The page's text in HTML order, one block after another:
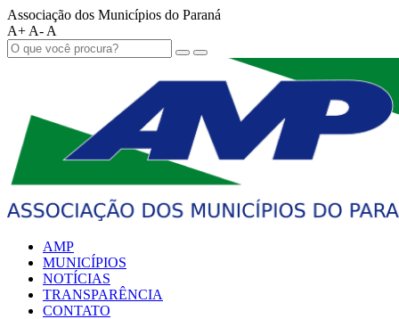
Associação dos Municípios do Paraná
A+ A- A
AMP
MUNICÍPIOS
NOTÍCIAS
TRANSPARÊNCIA
CONTATO